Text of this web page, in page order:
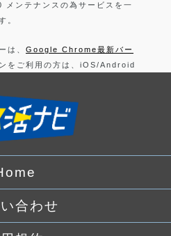
ンテナンスの為サービスを一
。
は、 Google Chrome最新バー
をご利用の方は、iOS/Android
常に動作できない可能性があり
活の利用規約
シー をお読みください。
グイン
合わせ